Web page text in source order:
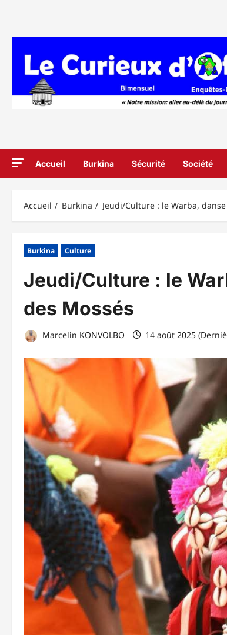
Accueil Burkina Sécurité Société
Accueil Burkina Jeudi/Culture : le Warba,
Burkina Culture
Jeudi/Culture : le
des Mossés
Marcelin KONVOLBO 14 août 2025